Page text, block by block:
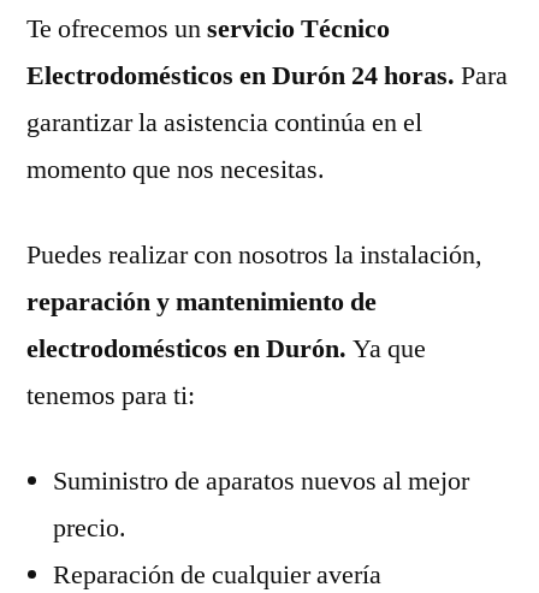
Te ofrecemos unservicio Técnico
Electrodomésticos en Durón 24 horas. Para
garantizar la asistencia continúa en el
momento que nos necesitas.
Puedes realizar con nosotros la instalación,
reparación y mantenimiento de
electrodomésticos en Durón. Ya que
tenemos para ti:
Suministro de aparatos nuevos al mejor
precio.
Reparación de cualquier avería